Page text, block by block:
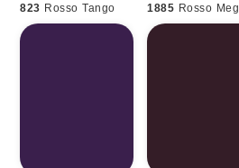
823 Rosso Tango 1885 Rosso Meg